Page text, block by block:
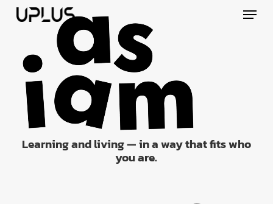
Skip Menu
Learning and living — in a way that fits who
you are.